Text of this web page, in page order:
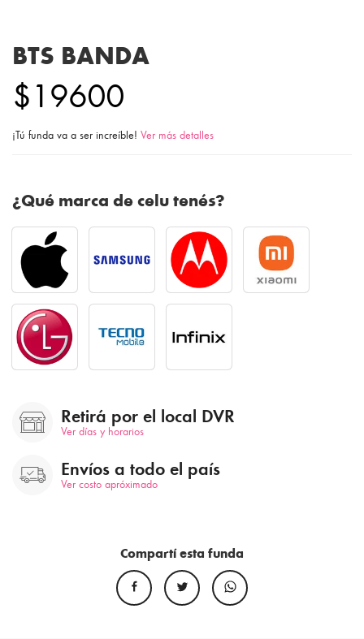
BTS BANDA
$19600
¡Tú funda va a ser increíble! Ver más detalles
¿Qué marca de celu tenés?
Retirá por el local DVR
Ver días y horarios
Envíos a todo el país
Ver costo apróximado
Compartí esta funda